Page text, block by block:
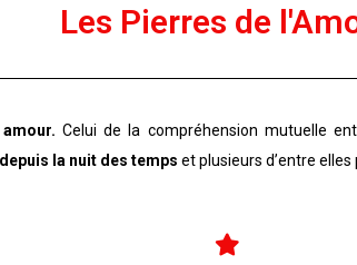
Les Pierres de
Celui de la compréhension mutuelle
la nuit des temps et plusieurs d’entre